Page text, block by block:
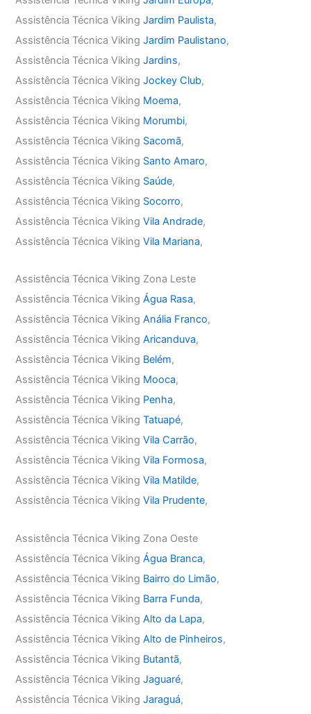
Assistência Técnica VikingJardim Paulista,
Assistência Técnica VikingJardim Paulistano,
Assistência Técnica VikingJardins,
Assistência Técnica VikingJockey Club,
Assistência Técnica Viking Moema,
Assistência Técnica Viking Morumbi,
Assistência Técnica Viking Sacomã,
Assistência Técnica Viking Santo Amaro,
Assistência Técnica Viking Saúde,
Assistência Técnica Viking Socorro,
Assistência Técnica VikingVila Andrade,
Assistência Técnica VikingVila Mariana,
Assistência Técnica Viking Zona Leste
Assistência Técnica VikingÁgua Rasa,
Assistência Técnica VikingAnália Franco,
Assistência Técnica VikingAricanduva,
Assistência Técnica Viking Belém,
Assistência Técnica Viking Mooca,
Assistência Técnica Viking Penha,
Assistência Técnica VikingTatuapé,
Assistência Técnica VikingVila Carrão,
Assistência Técnica VikingVila Formosa,
Assistência Técnica VikingVila Matilde,
Assistência Técnica VikingVila Prudente,
Assistência Técnica Viking Zona Oeste
Assistência Técnica VikingÁgua Branca,
Assistência Técnica Viking Bairro do Limão,
Assistência Técnica Viking Barra Funda,
Assistência Técnica VikingAlto da Lapa,
Assistência Técnica VikingAlto de Pinheiros,
Assistência Técnica Viking Butantã,
Assistência Técnica VikingJaguaré,
Assistência Técnica VikingJaraguá,